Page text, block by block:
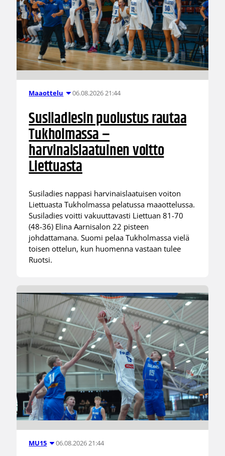
Maaottelu 06.08.2026 21:44
Susiladiesin puolustus rautaa
Tukholmassa –
harvinaislaatuinen voitto
Liettuasta
Susiladies nappasi harvinaislaatuisen voiton
Liettuasta Tukholmassa pelatussa maaottelussa.
Susiladies voitti vakuuttavasti Liettuan 81-70
(48-36) Elina Aarnisalon 22 pisteen
johdattamana. Suomi pelaa Tukholmassa vielä
toisen ottelun, kun huomenna vastaan tulee
Ruotsi.
MU15 06.08.2026 21:44